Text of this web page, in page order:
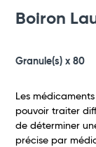
Boiron
Granule(s) x 80
Les
pouvoir traiter
de déterminer
précise par